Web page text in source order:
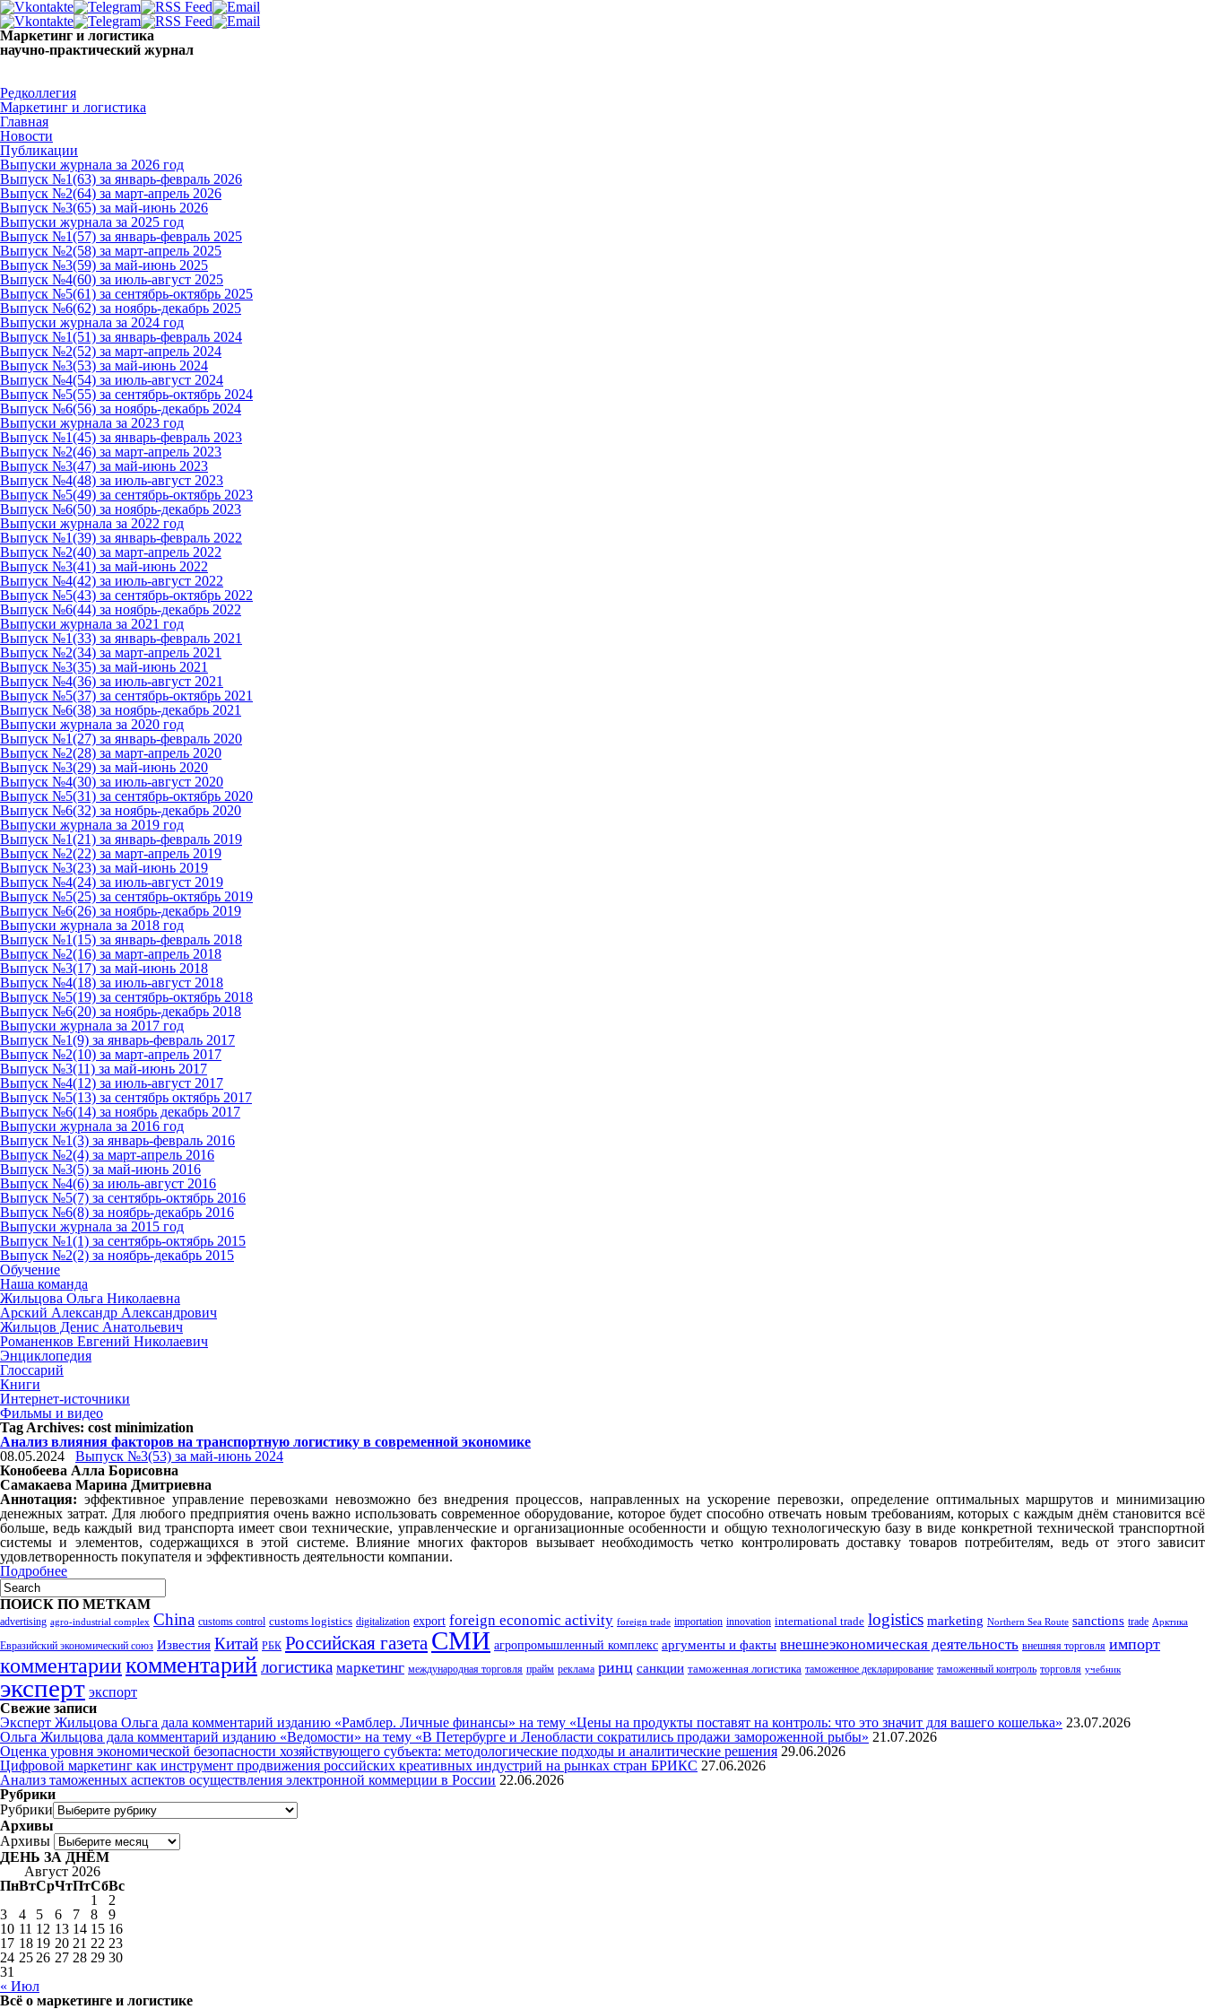
Маркетинг и логистика
научно-практический журнал
Редколлегия
Маркетинг и логистика
Главная
Новости
Публикации
Выпуски журнала за 2026 год
Выпуск №1(63) за январь-февраль 2026
Выпуск №2(64) за март-апрель 2026
Выпуск №3(65) за май-июнь 2026
Выпуски журнала за 2025 год
Выпуск №1(57) за январь-февраль 2025
Выпуск №2(58) за март-апрель 2025
Выпуск №3(59) за май-июнь 2025
Выпуск №4(60) за июль-август 2025
Выпуск №5(61) за сентябрь-октябрь 2025
Выпуск №6(62) за ноябрь-декабрь 2025
Выпуски журнала за 2024 год
Выпуск №1(51) за январь-февраль 2024
Выпуск №2(52) за март-апрель 2024
Выпуск №3(53) за май-июнь 2024
Выпуск №4(54) за июль-август 2024
Выпуск №5(55) за сентябрь-октябрь 2024
Выпуск №6(56) за ноябрь-декабрь 2024
Выпуски журнала за 2023 год
Выпуск №1(45) за январь-февраль 2023
Выпуск №2(46) за март-апрель 2023
Выпуск №3(47) за май-июнь 2023
Выпуск №4(48) за июль-август 2023
Выпуск №5(49) за сентябрь-октябрь 2023
Выпуск №6(50) за ноябрь-декабрь 2023
Выпуски журнала за 2022 год
Выпуск №1(39) за январь-февраль 2022
Выпуск №2(40) за март-апрель 2022
Выпуск №3(41) за май-июнь 2022
Выпуск №4(42) за июль-август 2022
Выпуск №5(43) за сентябрь-октябрь 2022
Выпуск №6(44) за ноябрь-декабрь 2022
Выпуски журнала за 2021 год
Выпуск №1(33) за январь-февраль 2021
Выпуск №2(34) за март-апрель 2021
Выпуск №3(35) за май-июнь 2021
Выпуск №4(36) за июль-август 2021
Выпуск №5(37) за сентябрь-октябрь 2021
Выпуск №6(38) за ноябрь-декабрь 2021
Выпуски журнала за 2020 год
Выпуск №1(27) за январь-февраль 2020
Выпуск №2(28) за март-апрель 2020
Выпуск №3(29) за май-июнь 2020
Выпуск №4(30) за июль-август 2020
Выпуск №5(31) за сентябрь-октябрь 2020
Выпуск №6(32) за ноябрь-декабрь 2020
Выпуски журнала за 2019 год
Выпуск №1(21) за январь-февраль 2019
Выпуск №2(22) за март-апрель 2019
Выпуск №3(23) за май-июнь 2019
Выпуск №4(24) за июль-август 2019
Выпуск №5(25) за сентябрь-октябрь 2019
Выпуск №6(26) за ноябрь-декабрь 2019
Выпуски журнала за 2018 год
Выпуск №1(15) за январь-февраль 2018
Выпуск №2(16) за март-апрель 2018
Выпуск №3(17) за май-июнь 2018
Выпуск №4(18) за июль-август 2018
Выпуск №5(19) за сентябрь-октябрь 2018
Выпуск №6(20) за ноябрь-декабрь 2018
Выпуски журнала за 2017 год
Выпуск №1(9) за январь-февраль 2017
Выпуск №2(10) за март-апрель 2017
Выпуск №3(11) за май-июнь 2017
Выпуск №4(12) за июль-август 2017
Выпуск №5(13) за сентябрь октябрь 2017
Выпуск №6(14) за ноябрь декабрь 2017
Выпуски журнала за 2016 год
Выпуск №1(3) за январь-февраль 2016
Выпуск №2(4) за март-апрель 2016
Выпуск №3(5) за май-июнь 2016
Выпуск №4(6) за июль-август 2016
Выпуск №5(7) за сентябрь-октябрь 2016
Выпуск №6(8) за ноябрь-декабрь 2016
Выпуски журнала за 2015 год
Выпуск №1(1) за сентябрь-октябрь 2015
Выпуск №2(2) за ноябрь-декабрь 2015
Обучение
Наша команда
Жильцова Ольга Николаевна
Арский Александр Александрович
Жильцов Денис Анатольевич
Романенков Евгений Николаевич
Энциклопедия
Глоссарий
Книги
Интернет-источники
Фильмы и видео
Tag Archives: cost minimization
Анализ влияния факторов на транспортную логистику в современной экономике
08.05.2024
Выпуск №3(53) за май-июнь 2024
Конобеева Алла Борисовна
Самакаева Марина Дмитриевна
Аннотация: эффективное управление перевозками невозможно без внедрения процессов, направленных на ускорение перевозки, определение оптимальных маршрутов и минимизацию
денежных затрат. Для любого предприятия очень важно использовать современное оборудование, которое будет способно отвечать новым требованиям, которых с каждым днём становится всё
больше, ведь каждый вид транспорта имеет свои технические, управленческие и организационные особенности и общую технологическую базу в виде конкретной технической транспортной
системы и элементов, содержащихся в этой системе. Влияние многих факторов вызывает необходимость четко контролировать доставку товаров потребителям, ведь от этого зависит
удовлетворенность покупателя и эффективность деятельности компании.
Подробнее
ПОИСК ПО МЕТКАМ
advertising agro-industrial complex China customs control customs logistics digitalization export foreign economic activity foreign trade importation innovation international trade logistics marketing Northern Sea Route sanctions trade Арктика
Евразийский экономический союз Известия Китай РБК Российская газета СМИ агропромышленный комплекс аргументы и факты внешнеэкономическая деятельность внешняя торговля импорт
комментариикомментарийлогистика маркетинг международная торговля прайм реклама ринц санкции таможенная логистика таможенное декларирование таможенный контроль торговля учебник
эксперт экспорт
Свежие записи
Эксперт Жильцова Ольга дала комментарий изданию «Рамблер. Личные финансы» на тему «Цены на продукты поставят на контроль: что это значит для вашего кошелька» 23.07.2026
Ольга Жильцова дала комментарий изданию «Ведомости» на тему «В Петербурге и Ленобласти сократились продажи замороженной рыбы» 21.07.2026
Оценка уровня экономической безопасности хозяйствующего субъекта: методологические подходы и аналитические решения 29.06.2026
Цифровой маркетинг как инструмент продвижения российских креативных индустрий на рынках стран БРИКС 27.06.2026
Анализ таможенных аспектов осуществления электронной коммерции в России 22.06.2026
Рубрики
Рубрики
Архивы
Архивы
ДЕНЬ ЗА ДНЁМ
Август 2026
ПнВтСрЧтПтСбВс
1
2
3
4 5 6 7 8
9
10 11 12 13 14 15 16
17 18 19 20 21 22 23
24 25 26 27 28 29 30
31
« Июл
Всё о маркетинге и логистике